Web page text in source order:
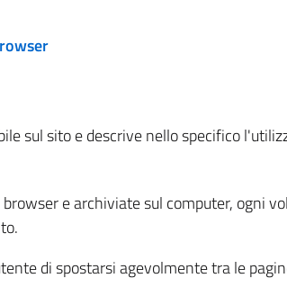
sul sito e descrive nello specifico
e archiviate sul computer, ogni
di spostarsi agevolmente tra le